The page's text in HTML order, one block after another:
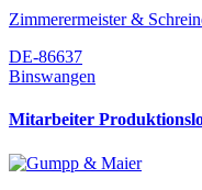
Zimmerermeister &
DE-86637
Binswangen
Mitarbeiter